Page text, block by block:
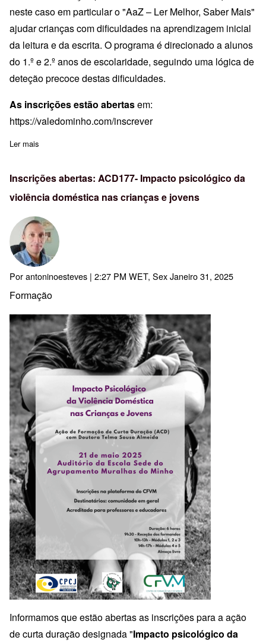
neste caso em particular o "AaZ – Ler Melhor, Saber Mais"
ajudar crianças com dificuldades na aprendizagem inicial
da leitura e da escrita. O programa é direcionado a alunos
do 1.º e 2.º anos de escolaridade, seguindo uma lógica de
deteção precoce destas dificuldades.
As inscrições estão abertasem:
https://valedominho.com/inscrever
Ler mais
Inscrições abertas: ACD177- Impacto psicológico da
violência doméstica nas crianças e jovens
Porantoninoesteves | 2:27 PM WET, Sex Janeiro 31, 2025
Formação
Informamos que estão abertas as inscrições para a ação
de curta duração designada "Impacto psicológico da